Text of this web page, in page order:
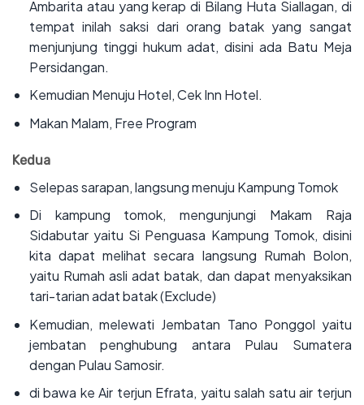
Ambarita atau yang kerap di Bilang Huta Siallagan, di
tempat inilah saksi dari orang batak yang sangat
menjunjung tinggi hukum adat, disini ada Batu Meja
Persidangan.
‌Kemudian Menuju Hotel, Cek Inn Hotel.
‌Makan Malam, Free Program
Kedua
‌Selepas sarapan, langsung menuju Kampung Tomok
‌Di kampung tomok, mengunjungi Makam Raja
Sidabutar yaitu Si Penguasa Kampung Tomok, disini
kita dapat melihat secara langsung Rumah Bolon,
yaitu Rumah asli adat batak, dan dapat menyaksikan
tari-tarian adat batak (Exclude)
‌Kemudian, melewati Jembatan Tano Ponggol yaitu
jembatan penghubung antara Pulau Sumatera
dengan Pulau Samosir.
‌di bawa ke Air terjun Efrata, yaitu salah satu air terjun